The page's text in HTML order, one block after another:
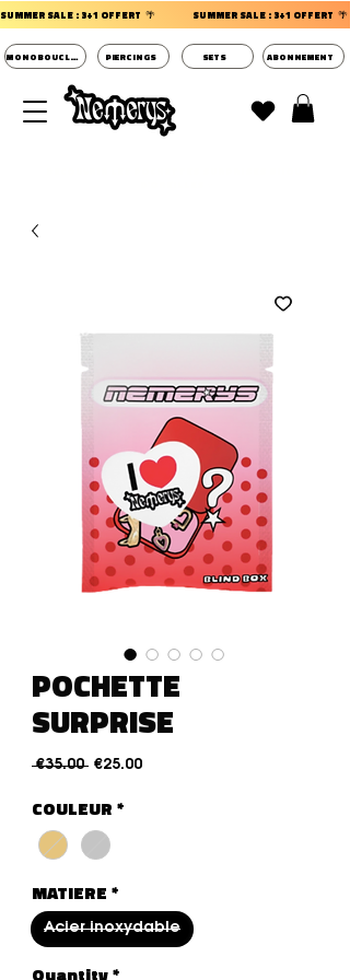
SUMMER SALE : 3+1 OFFERT  🌴
MONOBOUCLES PIERCINGS SETS ABONNEMENT
POCHETTE
SURPRISE
€35.00 Regular Price
€25.00Sale Price
COULEUR *
MATIERE *
Acier inoxydable